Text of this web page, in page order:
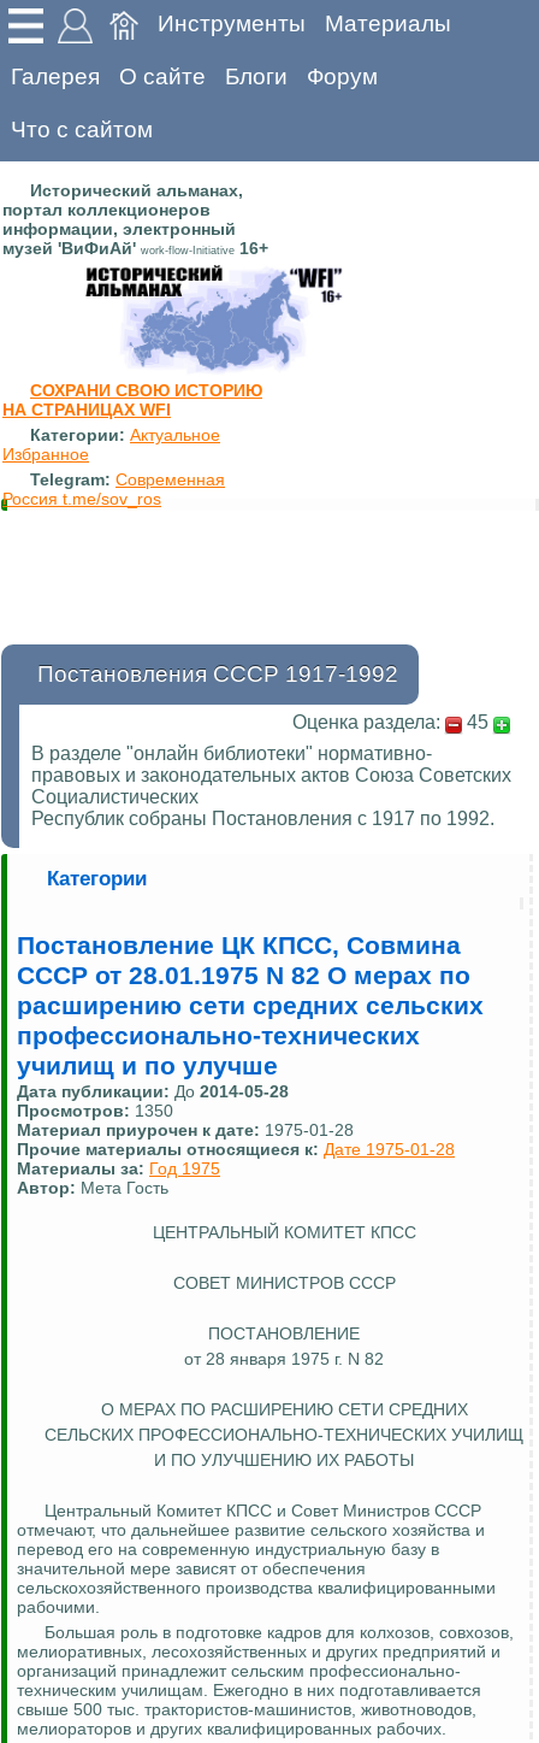
Инструменты Материалы
Галерея О сайте Блоги Форум
Что с сайтом
Исторический альманах,
портал коллекционеров
информации, электронный
музей 'ВиФиАй' work-flow-Initiative 16+
СОХРАНИ СВОЮ ИСТОРИЮ
НА СТРАНИЦАХ WFI
Категории: Актуальное
Избранное
Telegram: Современная
Россия t.me/sov_ros
Постановления СССР 1917-1992
Оценка раздела:
45
В разделе "онлайн библиотеки" нормативно-
правовых и законодательных актов Союза Советских
Социалистических
Республик собраны Постановления с 1917 по 1992.
Категории
Постановление ЦК КПСС, Совмина
СССР от 28.01.1975 N 82 О мерах по
расширению сети средних сельских
профессионально-технических
училищ и по улучше
Дата публикации: До 2014-05-28
Просмотров: 1350
Материал приурочен к дате: 1975-01-28
Прочие материалы относящиеся к: Дате 1975-01-28
Материалы за: Год 1975
Автор: Мета Гость
ЦЕНТРАЛЬНЫЙ КОМИТЕТ КПСС
СОВЕТ МИНИСТРОВ СССР
ПОСТАНОВЛЕНИЕ
от 28 января 1975 г. N 82
О МЕРАХ ПО РАСШИРЕНИЮ СЕТИ СРЕДНИХ
СЕЛЬСКИХ ПРОФЕССИОНАЛЬНО-ТЕХНИЧЕСКИХ УЧИЛИЩ
И ПО УЛУЧШЕНИЮ ИХ РАБОТЫ
Центральный Комитет КПСС и Совет Министров СССР
отмечают, что дальнейшее развитие сельского хозяйства и
перевод его на современную индустриальную базу в
значительной мере зависят от обеспечения
сельскохозяйственного производства квалифицированными
рабочими.
Большая роль в подготовке кадров для колхозов, совхозов,
мелиоративных, лесохозяйственных и других предприятий и
организаций принадлежит сельским профессионально-
техническим училищам. Ежегодно в них подготавливается
свыше 500 тыс. трактористов-машинистов, животноводов,
мелиораторов и других квалифицированных рабочих.